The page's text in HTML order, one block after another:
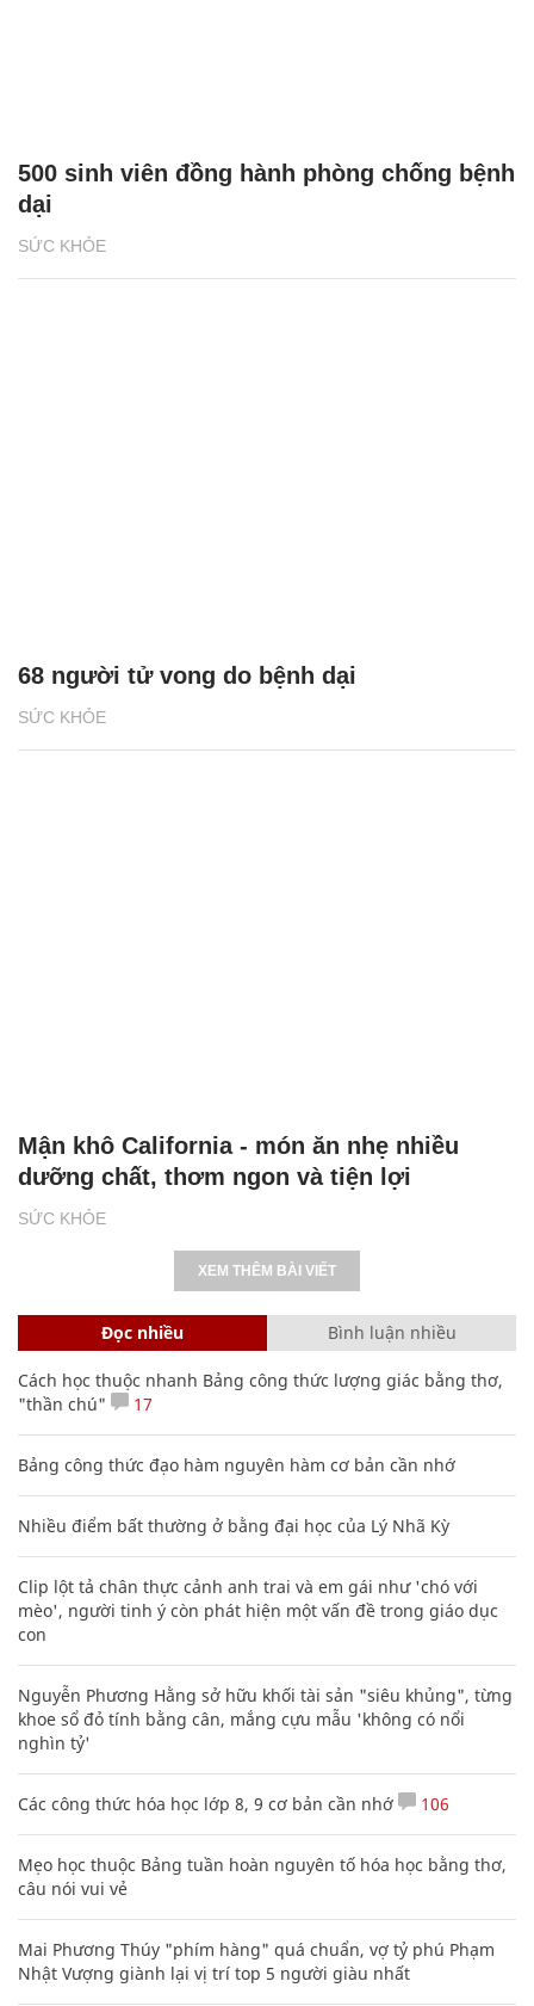
SỨC KHỎE
500 sinh viên đồng hành phòng chống bệnh
dại
SỨC KHỎE
68 người tử vong do bệnh dại
SỨC KHỎE
Mận khô California - món ăn nhẹ nhiều
dưỡng chất, thơm ngon và tiện lợi
XEM THÊM BÀI VIẾT
Đọc nhiều Bình luận nhiều
Cách học thuộc nhanh Bảng công thức lượng giác bằng thơ,
"thần chú"
17
Bảng công thức đạo hàm nguyên hàm cơ bản cần nhớ
Nhiều điểm bất thường ở bằng đại học của Lý Nhã Kỳ
Clip lột tả chân thực cảnh anh trai và em gái như 'chó với
mèo', người tinh ý còn phát hiện một vấn đề trong giáo dục
con
Nguyễn Phương Hằng sở hữu khối tài sản "siêu khủng", từng
khoe sổ đỏ tính bằng cân, mắng cựu mẫu 'không có nổi
nghìn tỷ'
Các công thức hóa học lớp 8, 9 cơ bản cần nhớ 106
Mẹo học thuộc Bảng tuần hoàn nguyên tố hóa học bằng thơ,
câu nói vui vẻ
Mai Phương Thúy "phím hàng" quá chuẩn, vợ tỷ phú Phạm
Nhật Vượng giành lại vị trí top 5 người giàu nhất